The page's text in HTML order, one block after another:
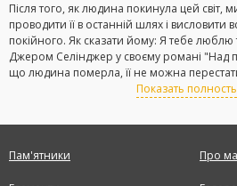
Після того, як людина покинула цей світ,
проводити її в останній шлях і висловити
покійного. Як сказати йому: Я тебе
Джером Селінджер у своєму романі "Над
що людина померла, її не можна
пам'ять близьких людей все життя. Образ
Показать
Пам'ятники Про